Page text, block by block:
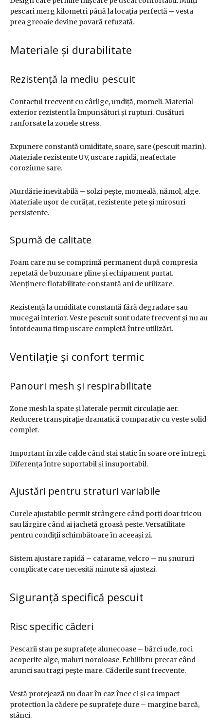
pescari merg kilometri până la locația perfectă – vesta
prea greoaie devine povară refuzată.
Materiale și durabilitate
Rezistență la mediu pescuit
Contactul frecvent cu cârlige, undiță, momeli. Material
exterior rezistent la împunsături și rupturi. Cusături
ranforsate la zonele stress.
Expunere constantă umiditate, soare, sare (pescuit marin).
Materiale rezistente UV, uscare rapidă, neafectate
coroziune sare.
Murdărie inevitabilă – solzi pește, momeală, nămol, alge.
Materiale ușor de curățat, rezistente pete și mirosuri
persistente.
Spumă de calitate
Foam care nu se comprimă permanent după compresia
repetată de buzunare pline și echipament purtat.
Menținere flotabilitate constantă ani de utilizare.
Rezistență la umiditate constantă fără degradare sau
mucegai interior. Veste pescuit sunt udate frecvent și nu au
întotdeauna timp uscare completă între utilizări.
Ventilație și confort termic
Panouri mesh și respirabilitate
Zone mesh la spate și laterale permit circulație aer.
Reducere transpirație dramatică comparativ cu veste solid
complet.
Important în zile calde când stai static în soare ore întregi.
Diferența între suportabil și insuportabil.
Ajustări pentru straturi variabile
Curele ajustabile permit strângere când porți doar tricou
sau lărgire când ai jachetă groasă peste. Versatilitate
pentru condiții schimbătoare în aceeași zi.
Sistem ajustare rapidă – catarame, velcro – nu șnururi
complicate care necesită minute să ajustezi.
Siguranță specifică pescuit
Risc specific căderi
Pescarii stau pe suprafețe alunecoase – bărci ude, roci
acoperite alge, maluri noroioase. Echilibru precar când
arunci sau tragi pește mare. Căderile sunt frecvente.
Vestă protejează nu doar în caz înec ci și ca impact
protection la cădere pe suprafețe dure – margine barcă,
stânci.